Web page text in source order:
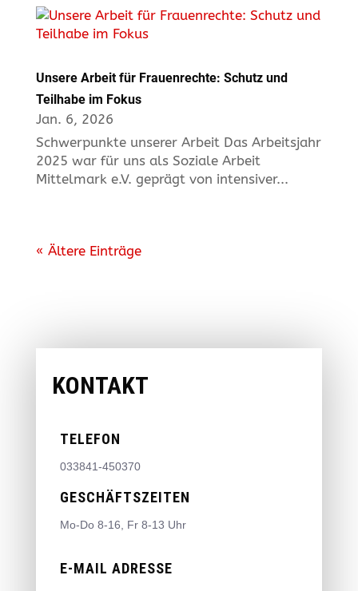
Unsere Arbeit für Frauenrechte: Schutz und
Teilhabe im Fokus
Jan. 6, 2026
Schwerpunkte unserer Arbeit Das Arbeitsjahr
2025 war für uns als Soziale Arbeit
Mittelmark e.V. geprägt von intensiver...
« Ältere Einträge
KONTAKT
TELEFON
033841-450370
GESCHÄFTSZEITEN
Mo-Do 8-16, Fr 8-13 Uhr
E-MAIL ADRESSE